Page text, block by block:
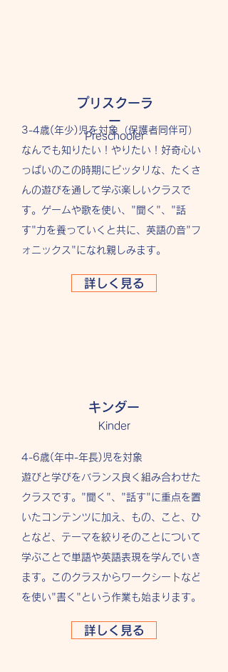
プリスクーラ
ー
Preschooler
3-4歳(年少)児を対象（保護者同伴可）
なんでも知りたい！やりたい！好奇心い
っぱいのこの時期にピッタリな、たくさ
んの遊びを通して学ぶ楽しいクラスで
す。ゲームや歌を使い、"聞く"、"話
す"力を養っていくと共に、英語の音"フ
ォニックス"になれ親しみます。
詳しく見る
キンダー
​Kinder
4-6歳(年中-年長)児を対象
遊びと学びをバランス良く組み合わせた
クラスです。"聞く"、"話す"に重点を置
いたコンテンツに加え、もの、こと、ひ
となど、テーマを絞りそのことについて
学ぶことで単語や英語表現を学んでいき
ます。このクラスからワークシートなど
を使い"書く"という作業も始まります。
詳しく見る